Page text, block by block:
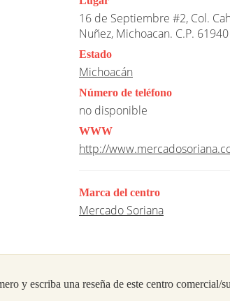
16 de Septiembre #2, Col.
Nuñez, Michoacan. C.P. 61940
Estado
Michoacán
Número de teléfono
no disponible
WWW
http://
Marca del centro
Mercado Soriana
y escriba una reseña de este centro comercial/